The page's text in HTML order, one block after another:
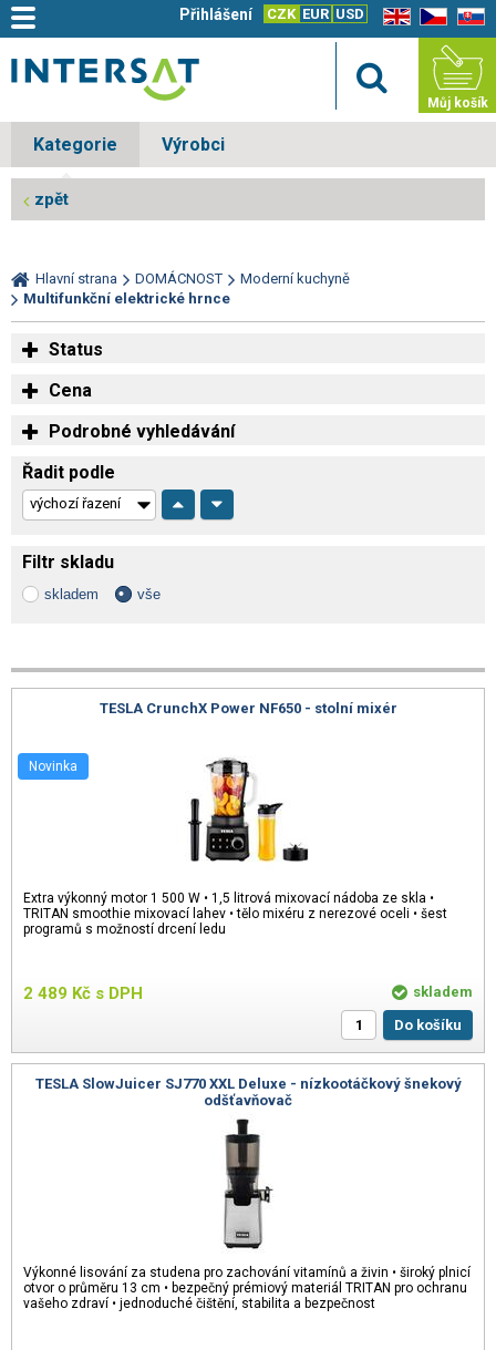
EN CZ SK
CZK EUR USD
Přihlášení
Můj košík
Kategorie Výrobci
zpět
Hlavní strana DOMÁCNOST
Moderní kuchyně
Multifunkční elektrické hrnce
Status
Cena
Podrobné vyhledávání
Řadit podle
Filtr skladu
skladem vše
TESLA CrunchX Power NF650 - stolní mixér
Extra výkonný motor 1 500 W • 1,5 litrová mixovací nádoba ze skla •
TRITAN smoothie mixovací lahev • tělo mixéru z nerezové oceli • šest
programů s možností drcení ledu
2 489 Kč s DPH
Novinka
skladem
Do košíku
TESLA SlowJuicer SJ770 XXL Deluxe - nízkootáčkový šnekový
odšťavňovač
Výkonné lisování za studena pro zachování vitamínů a živin • široký plnicí
otvor o průměru 13 cm • bezpečný prémiový materiál TRITAN pro ochranu
vašeho zdraví • jednoduché čištění, stabilita a bezpečnost